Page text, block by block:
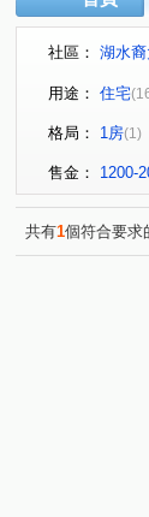
社區： 湖水
新都悅
遠雄中
莊園街
福德
中央路
用途： 住宅
格局： 1房(1)
售金： 1200-
共有1個符合要求